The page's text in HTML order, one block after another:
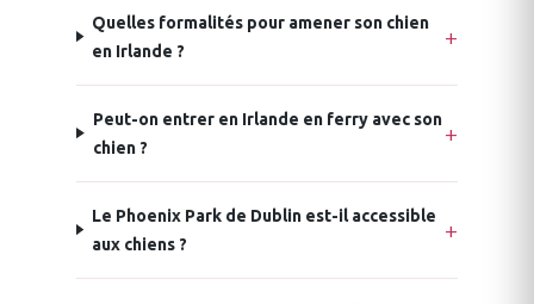
Quelles formalités pour amener son chien
en Irlande ?
Peut-on entrer en Irlande en ferry avec son
chien ?
Le Phoenix Park de Dublin est-il accessible
aux chiens ?